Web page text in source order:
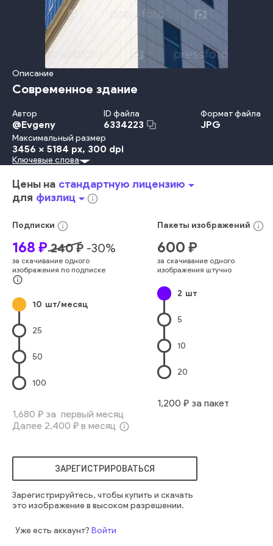
Описание
Современное здание
Автор
@Evgeny
ID файла
6334223
Формат файла
JPG
Максимальный размер
3456 x 5184 px, 300 dpi
На Открытом Воздухе
Внешний Вид Здания Структура Здания
Офисное Здание
Строительная Отрасль
Архитектура И Здания
голубой
яркий
современный
вертикальный геометрический
угловой
городская архитектура
Ключевые слова
Цены на стандартную лицензиюarrow_drop_down
для физлицarrow_drop_downinfo_outline
Подписки info_outline
168 ₽ 240₽ -30%
за скачивание одного
изображения по подписке
info_outline
10 шт/месяц
25
50
100
1,680 ₽ за первый месяц
Далее 2,400 ₽ в месяц info_outline
Пакеты изображений info_outline
600 ₽
за скачивание одного
изображения штучно
2 шт
5
10
20
1,200 ₽ за пакет
ЗАРЕГИСТРИРОВАТЬСЯ
Зарегистрируйтесь, чтобы купить и скачать
это изображение в высоком разрешении.
Уже есть аккаунт? Войти